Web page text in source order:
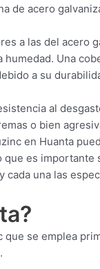
de acero
a las del acero
Una
a su
al
o bien
en Huanta
que es importante
cada una las
que se emplea